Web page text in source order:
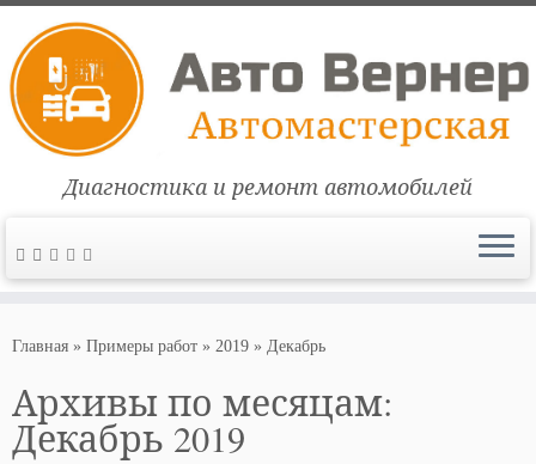
Диагностика и ремонт автомобилей
Главная » Примеры работ » 2019 » Декабрь
Архивы по месяцам:
Декабрь 2019